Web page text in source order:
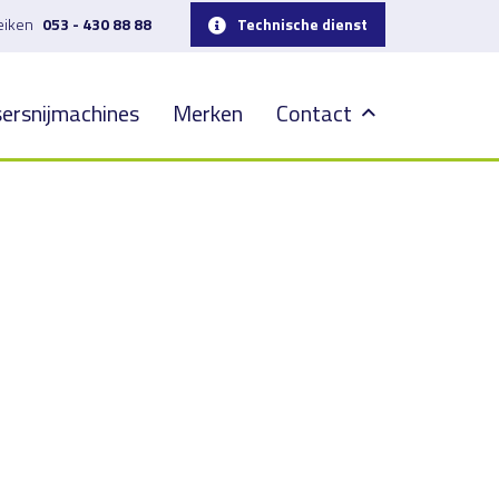
Technische dienst
053 - 430 88 88
Merken Contact